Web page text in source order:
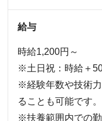
給与
時給1,200円～
※土日祝：時給＋
※経験年数や技術
ることも可能です。
※扶養範囲内での